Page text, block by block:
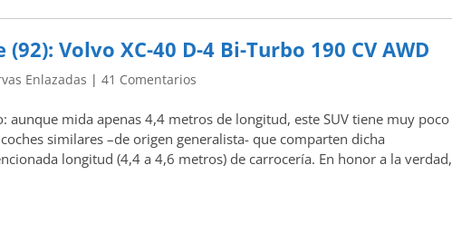
Volvo XC-40 D-4 Bi-Turbo 190 CV AWD
Enlazadas |41 Comentarios
aunque mida apenas 4,4 metros de longitud, este SUV tiene muy poco
similares –de origen generalista- que comparten dicha
longitud (4,4 a 4,6 metros) de carrocería. En honor a la verdad,